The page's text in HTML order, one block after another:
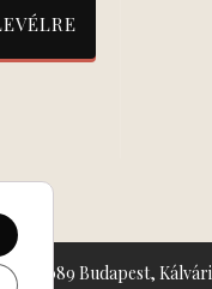
1089 Budapest,